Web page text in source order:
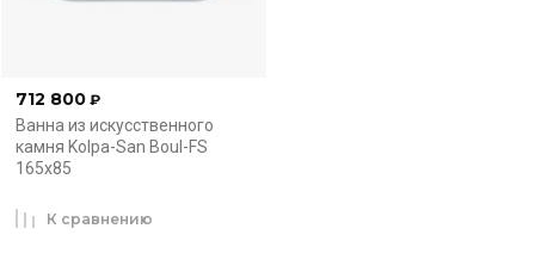
712 800 ₽
Ванна из искусственного
камня Kolpa-San Boul-FS
165x85
К сравнению